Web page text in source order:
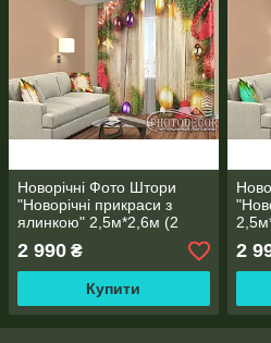
Новорічні Фото Штори
"Новорічні прикраси з
ялинкою" 2,5м*2,6м (2
полотна по 1,30м), тасьма
2 990 ₴
Купити
2